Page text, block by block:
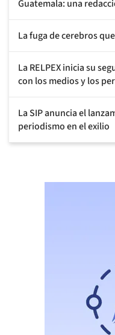
Guatemala: una
La fuga de cerebros
La RELPEX inicia su
con los medios y los
La SIP anuncia el
periodismo en el exilio